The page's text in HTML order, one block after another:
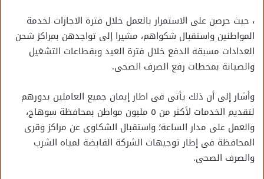
، حيث حرصن على الاستمرار بالعمل خلال فترة الاجازات لخدمة
المواطنين واستقبال شكواهم، مشيرا إلى تواجدهن بمراكز شحن
العدادات مسبقة الدفع خلال فترة العيد وبقطاعات التشغيل
والصيانة بمحطات رفع الصرف الصحى.
وأشار إلى أن ذلك يأتى فى اطار إيمان جميع العاملين بدورهم
لتقديم الخدمات لأكثر من ٥ مليون مواطن بمحافظة سوهاج،
والعمل على مدار الساعة؛ واستقبال الشكاوى عن مراكز وقرى
المحافظة فى إطار توجيهات الشركة القابضة لمياه الشرب
والصرف الصحى.